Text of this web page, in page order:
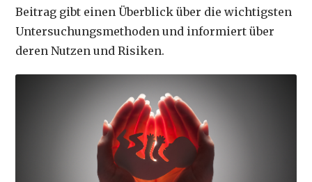
Beitrag gibt einen Überblick über die wichtigsten
Untersuchungsmethoden und informiert über
deren Nutzen und Risiken.